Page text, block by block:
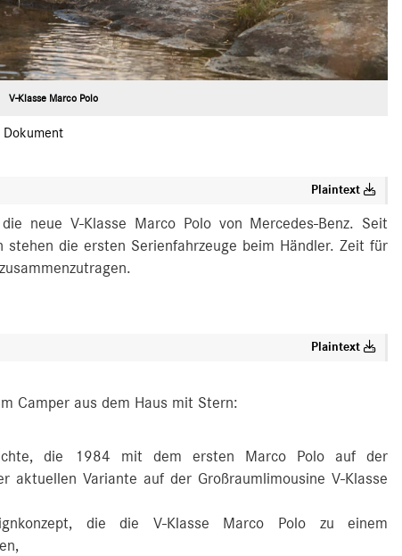
V-Klasse Marco Polo
Dokument
Plaintext
neue V-Klasse Marco Polo von Mercedes-Benz. Seit
stehen die ersten Serienfahrzeuge beim Händler. Zeit für
Plaintext
Camper aus dem Haus mit Stern:
die 1984 mit dem ersten Marco Polo auf der
aktuellen Variante auf der Großraumlimousine V-Klasse
die die V-Klasse Marco Polo zu einem